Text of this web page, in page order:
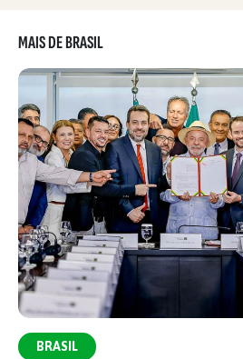
MAIS DE BRASIL
BRASIL